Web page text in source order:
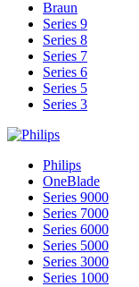
Braun
Series 9
Series 8
Series 7
Series 6
Series 5
Series 3
Philips
OneBlade
Series 9000
Series 7000
Series 6000
Series 5000
Series 3000
Series 1000